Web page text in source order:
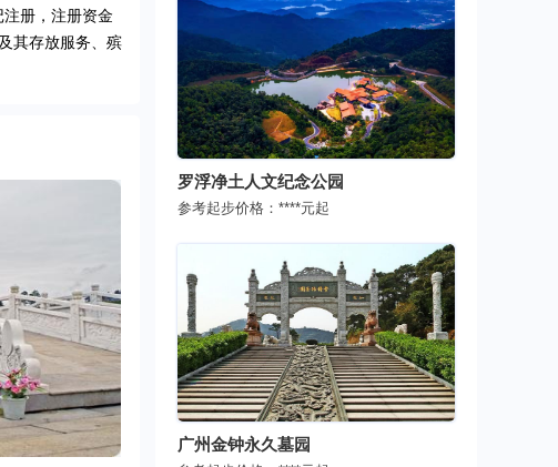
册，注册资金
其存放服务、殡
罗浮净土人文纪念公园
参考起步价格： ****元起
广州金钟永久墓园